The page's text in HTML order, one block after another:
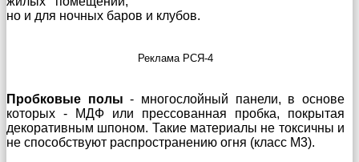
но и для ночных баров и клубов.
Реклама РСЯ-4
Пробковые полы - многослойный панели, в основе
которых - МДФ или прессованная пробка, покрытая
декоративным шпоном. Такие материалы не токсичны и
не способствуют распространению огня (класс M3).